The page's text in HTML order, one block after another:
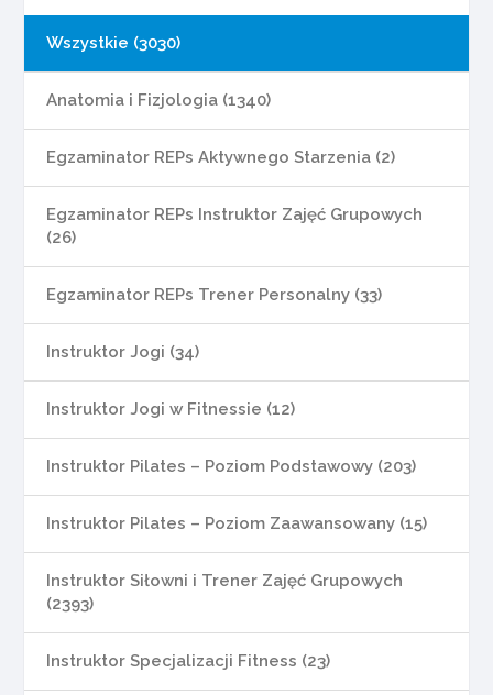
Wszystkie (3030)
Anatomia i Fizjologia (1340)
Egzaminator REPs Aktywnego Starzenia (2)
Egzaminator REPs Instruktor Zajęć Grupowych
(26)
Egzaminator REPs Trener Personalny (33)
Instruktor Jogi (34)
Instruktor Jogi w Fitnessie (12)
Instruktor Pilates – Poziom Podstawowy (203)
Instruktor Pilates – Poziom Zaawansowany (15)
Instruktor Siłowni i Trener Zajęć Grupowych
(2393)
Instruktor Specjalizacji Fitness (23)